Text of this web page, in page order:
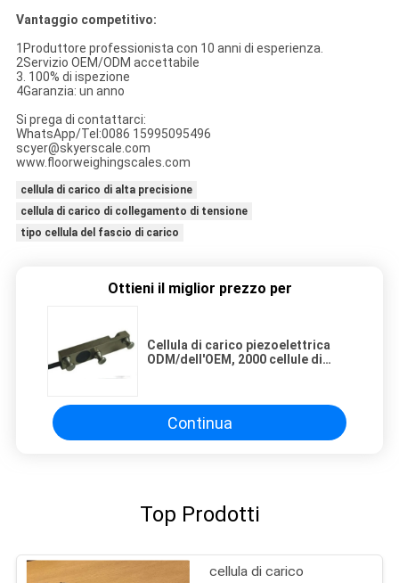
Vantaggio competitivo:
1Produttore professionista con 10 anni di esperienza.
2Servizio OEM/ODM accettabile
3. 100% di ispezione
4Garanzia: un anno
Si prega di contattarci:
WhatsApp/Tel:0086 15995095496
scyer@skyerscale.com
www.floorweighingscales.com
cellula di carico di alta precisione
cellula di carico di collegamento di tensione
tipo cellula del fascio di carico
Ottieni il miglior prezzo per
Cellula di carico piezoelettrica
ODM/dell'OEM, 2000 cellule di
sicurezza della porta
Continua
Top Prodotti
cellula di carico